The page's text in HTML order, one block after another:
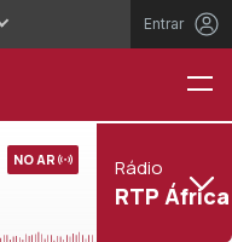
Entrar
NO AR Rádio
RTP África